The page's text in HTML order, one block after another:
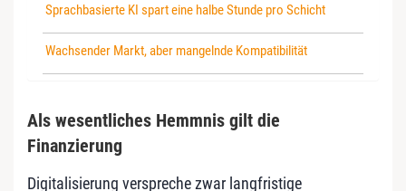
Sprachbasierte KI spart eine halbe Stunde pro Schicht
Wachsender Markt, aber mangelnde Kompatibilität
Als wesentliches Hemmnis gilt die
Finanzierung
Digitalisierung verspreche zwar langfristige